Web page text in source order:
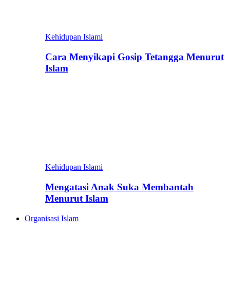
Kehidupan Islami
Cara Menyikapi Gosip Tetangga Menurut
Islam
Kehidupan Islami
Mengatasi Anak Suka Membantah
Menurut Islam
Organisasi Islam